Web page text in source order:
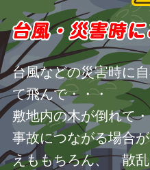
台風などの災害時に
て飛んで・・・
敷地内の木が倒れて
事故につながる場合
えももちろん、 散乱